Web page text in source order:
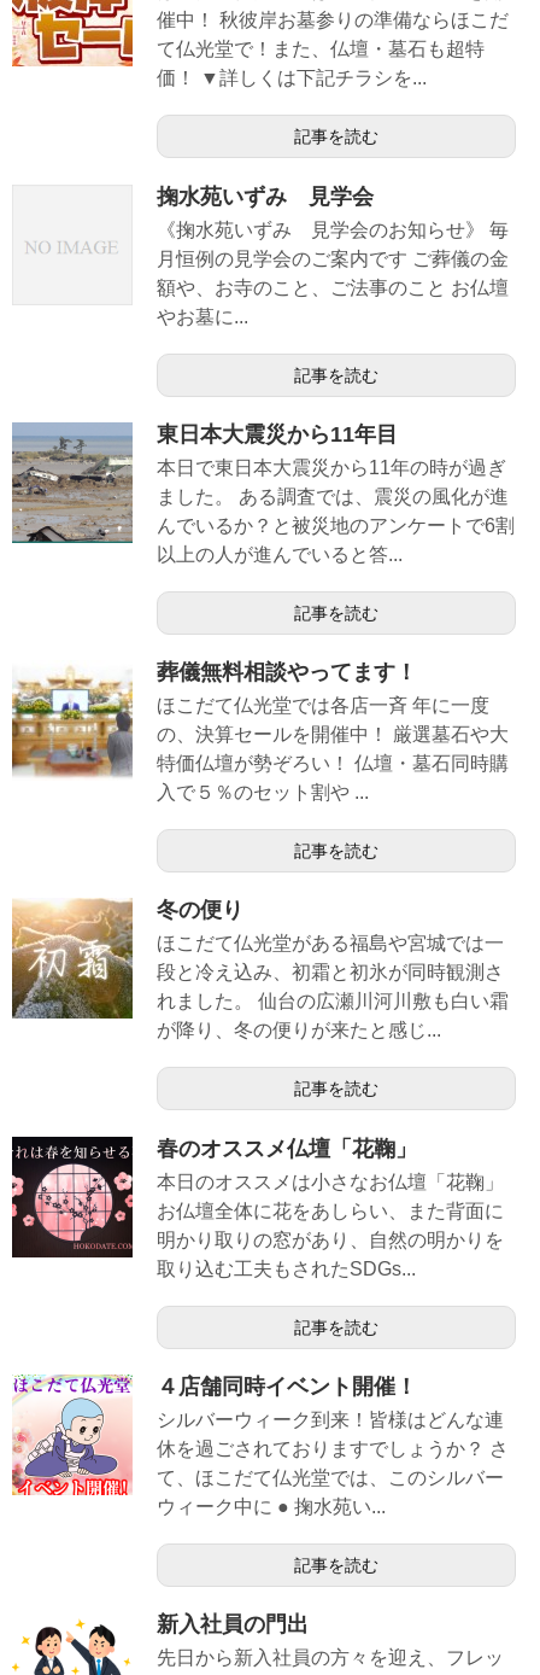
催中！ 秋彼岸お墓参りの準備ならほこだ
て仏光堂で！また、仏壇・墓石も超特
価！ ▼詳しくは下記チラシを...
記事を読む
掬水苑いずみ 見学会
《掬水苑いずみ 見学会のお知らせ》 毎
月恒例の見学会のご案内です ご葬儀の金
額や、お寺のこと、ご法事のこと お仏壇
やお墓に...
記事を読む
東日本大震災から11年目
本日で東日本大震災から11年の時が過ぎ
ました。 ある調査では、震災の風化が進
んでいるか？と被災地のアンケートで6割
以上の人が進んでいると答...
記事を読む
葬儀無料相談やってます！
ほこだて仏光堂では各店一斉 年に一度
の、決算セールを開催中！ 厳選墓石や大
特価仏壇が勢ぞろい！ 仏壇・墓石同時購
入で５％のセット割や ...
記事を読む
冬の便り
ほこだて仏光堂がある福島や宮城では一
段と冷え込み、初霜と初氷が同時観測さ
れました。 仙台の広瀬川河川敷も白い霜
が降り、冬の便りが来たと感じ...
記事を読む
春のオススメ仏壇「花鞠」
本日のオススメは小さなお仏壇「花鞠」
お仏壇全体に花をあしらい、また背面に
明かり取りの窓があり、自然の明かりを
取り込む工夫もされたSDGs...
記事を読む
４店舗同時イベント開催！
シルバーウィーク到来！皆様はどんな連
休を過ごされておりますでしょうか？ さ
て、ほこだて仏光堂では、このシルバー
ウィーク中に ● 掬水苑い...
記事を読む
新入社員の門出
先日から新入社員の方々を迎え、フレッ